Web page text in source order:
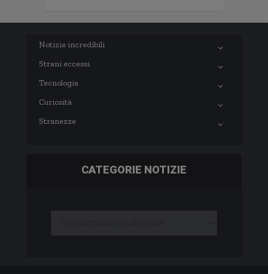
Notizie incredibili
Strani eccessi
Tecnologia
Curiosità
Stranezze
CATEGORIE NOTIZIE